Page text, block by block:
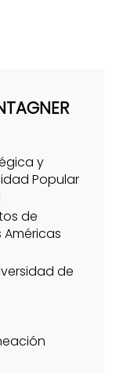
y
Popular
de
de